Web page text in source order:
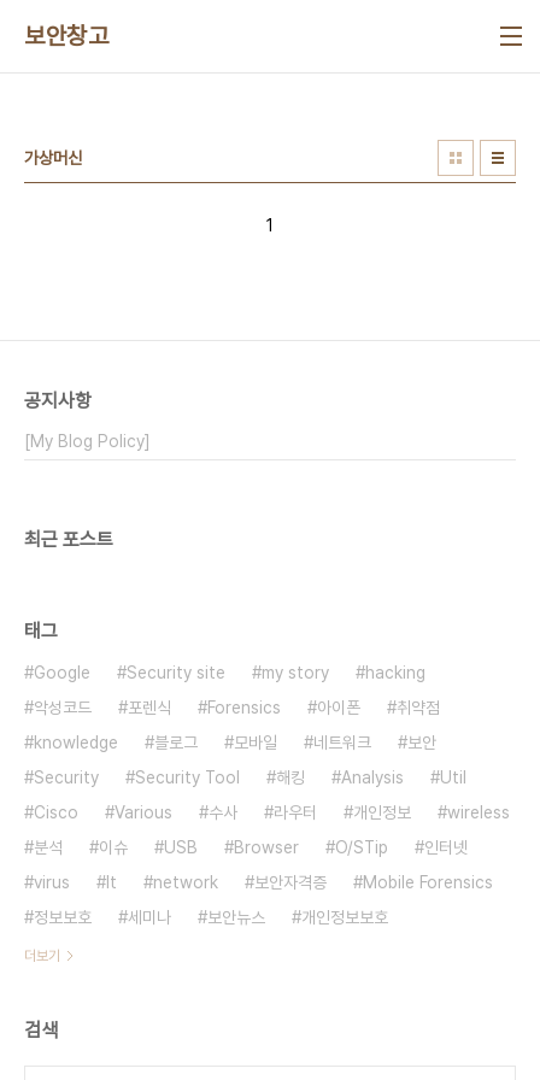
보안창고
가상머신
1
공지사항
[My Blog Policy]
최근 포스트
태그
Google Security site my story
hacking
악성코드
포렌식 Forensics 아이폰
취약점
knowledge
블로그 모바일 네트워크
보안
Security
Security Tool 해킹 Analysis
Util
Cisco
Various 수사 라우터 개인정보
wireless
분석
이슈 USB Browser O/STip
인터넷
virus
It network 보안자격증
Mobile Forensics
정보보호
세미나 보안뉴스 개인정보보호
더보기
검색